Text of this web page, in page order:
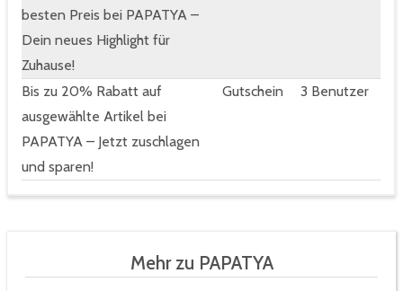
besten Preis bei PAPATYA –
Dein neues Highlight für
Zuhause!
Bis zu 20% Rabatt auf
ausgewählte Artikel bei
PAPATYA – Jetzt zuschlagen
und sparen!
Gutschein 3 Benutzer
Mehr zu PAPATYA